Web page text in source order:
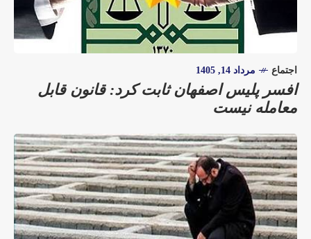
اجتماع مرداد 14, 1405
افسر پلیس اصفهان ثابت کرد: قانون قابل
معامله نیست